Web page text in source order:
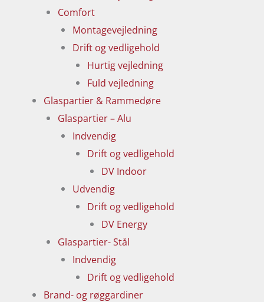
Comfort
Montagevejledning
Drift og vedligehold
Hurtig vejledning
Fuld vejledning
Glaspartier & Rammedøre
Glaspartier – Alu
Indvendig
Drift og vedligehold
DV Indoor
Udvendig
Drift og vedligehold
DV Energy
Glaspartier- Stål
Indvendig
Drift og vedligehold
Brand- og røggardiner